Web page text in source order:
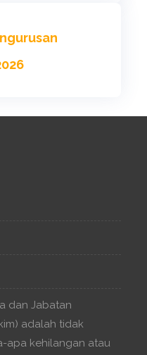
dan Jabatan
adalah tidak
apa kehilangan atau